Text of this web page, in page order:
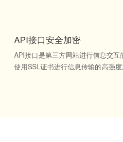
API接口安全加密
API接口是第三方网站进行信息交
使用SSL证书进行信息传输的高强